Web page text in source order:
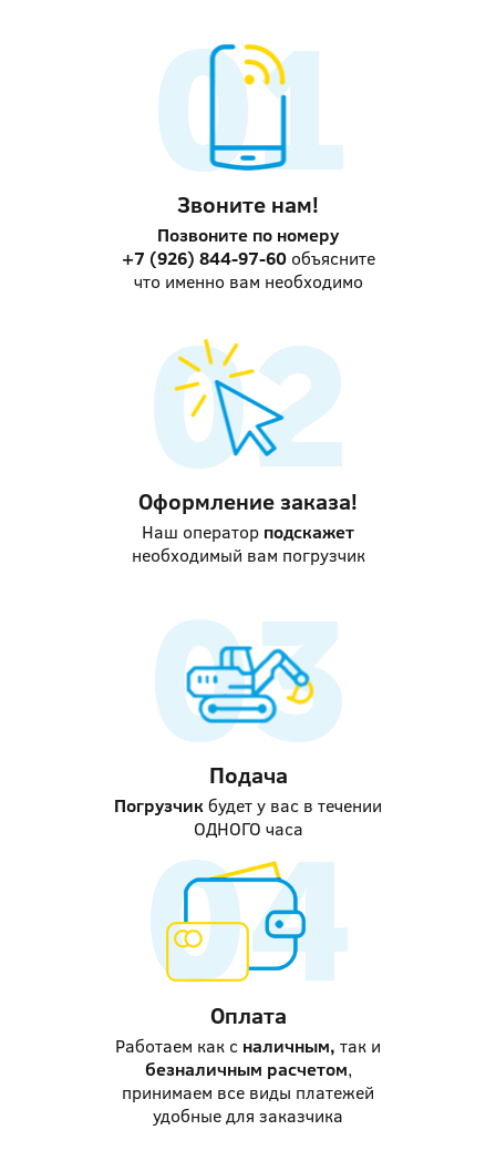
Звоните нам!
Позвоните по номеру
+7 (926) 844-97-60 объясните
что именно вам необходимо
Оформление заказа!
Наш оператор подскажет
необходимый вам погрузчик
Подача
Погрузчикбудет у вас в течении
ОДНОГО часа
Оплата
Работаем как с наличным, так и
безналичным расчетом,
принимаем все виды платежей
удобные для заказчика